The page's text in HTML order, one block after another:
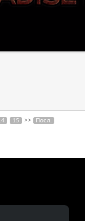
15 >> Посл.